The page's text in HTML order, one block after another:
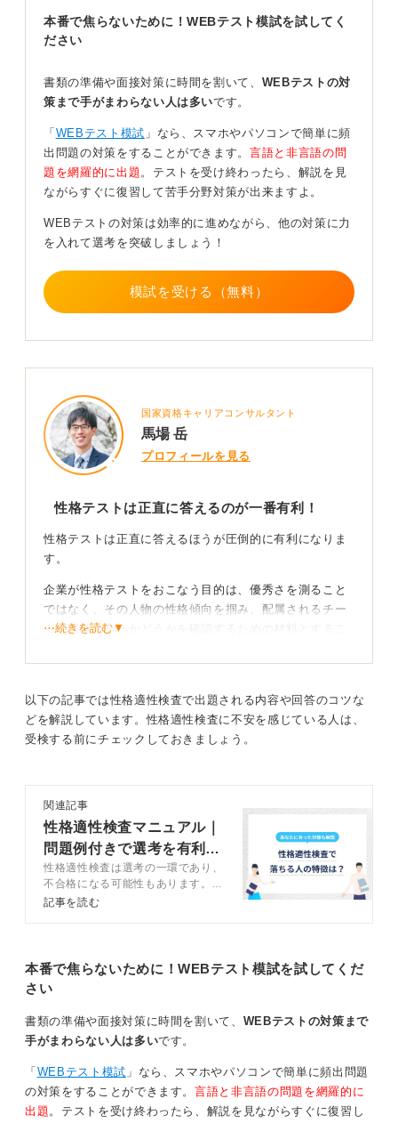
れる、回答の矛盾や嘘を見抜く仕組みが組み込まれてい
るからです。
「一貫性がない」「自分を飾ろうとする傾向が強い」と
判定され、かえって評価を下げてしまうリスクがありま
す。
嘘をつかず一貫性を重視して答えよう！
企業は、優秀な人かどうかだけでなく、自社の社風に合
うか、ストレス耐性はどうかといった、あなた本来の資
企業は完璧な性格を探しているのではなく、仕事やチー
ムとの相性を見ています。もし嘘をついて入社できたと
なた自身が辛い思いをしてしまいます。
かりやすく、面接での話ともズレが出ます。だからこ
そ、基本は正直に一貫して答えるのが最善です。
結論、考えすぎず、直感で今の自分に近いものを選んで
ください。ただし、「約束は破っても良い」「嘘をつく
適切な選択肢は避けるという最低限の倫理観は持つてお
本番で焦らないために！WEBテスト模試を試してく
ださい
書類の準備や面接対策に時間を割いて、 WEBテストの対
策まで手がまわらない人は多いです。
「 WEBテスト模試 」なら、スマホやパソコンで簡単に頻
出問題の対策をすることができます。言語と非言語の問
題を網羅的に出題 。テストを受け終わったら、解説を見
ながらすぐに復習して苦手分野対策が出来ますよ。
WEBテストの対策は効率的に進めながら、他の対策に力
を入れて選考を突破しましょう！
模試を受ける（無料）
国家資格キャリアコンサルタント
馬場 岳
プロフィールを見る
性格テストは正直に答えるのが一番有利！
性格テストは正直に答えるほうが圧倒的に有利になりま
す。
企業が性格テストをおこなう目的は、優秀さを測ること
ではなく、その人物の性格傾向を掴み、配属されるチー
ムや職種に合うかどうかを確認するための材料とするこ
そのものの合否を決める試験ではありません。もし無理
に理想の人物像に寄せると、回答に一貫性がなくなり、
診断エラーをされることがあります。
また、仮に突破できたとしても、そもそも嘘をついて入
るので、入社後に社風と自分の性格が合わず、自分自身
が苦しんでしまうリスクが非常に高まります。
正直に答えることで、自分と本当にマッチする職種・職
場かどうかを企業側からもジャッジしてもらうというス
このテストは、企業とあなたの双方の幸せのために存在
0
⋯続きを読む▼
以下の記事では性格適性検査で出題される内容や回答のコツな
どを解説しています。性格適性検査に不安を感じている人は、
受検する前にチェックしておきましょう。
関連記事
性格適性検査マニュアル｜
問題例付きで選考を有利に
進める対策を解説
性格適性検査は選考の一環であり、
不合格になる可能性もあります。こ
の記事では性格適性検査の対策を基
て就活を有利に進めましょう。
記事を読む
本番で焦らないために！WEBテスト模試を試してくだ
さい
書類の準備や面接対策に時間を割いて、 WEBテストの対策まで
手がまわらない人は多いです。
「 WEBテスト模試 」なら、スマホやパソコンで簡単に頻出問題
の対策をすることができます。言語と非言語の問題を網羅的に
出題。テストを受け終わったら、解説を見ながらすぐに復習し